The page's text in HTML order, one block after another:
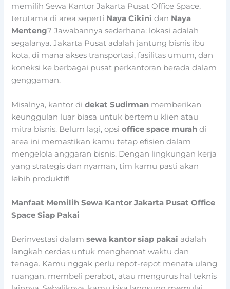
memilih Sewa Kantor Jakarta Pusat Office Space,
terutama di area seperti Naya Cikini dan Naya
Menteng? Jawabannya sederhana: lokasi adalah
segalanya. Jakarta Pusat adalah jantung bisnis ibu
kota, di mana akses transportasi, fasilitas umum, dan
koneksi ke berbagai pusat perkantoran berada dalam
genggaman.
Misalnya, kantor didekat Sudirman memberikan
keunggulan luar biasa untuk bertemu klien atau
mitra bisnis. Belum lagi, opsioffice space murah di
area ini memastikan kamu tetap efisien dalam
mengelola anggaran bisnis. Dengan lingkungan kerja
yang strategis dan nyaman, tim kamu pasti akan
lebih produktif!
Manfaat Memilih Sewa Kantor Jakarta Pusat Office
Space Siap Pakai
Berinvestasi dalamsewa kantor siap pakai adalah
langkah cerdas untuk menghemat waktu dan
tenaga. Kamu nggak perlu repot-repot menata ulang
ruangan, membeli perabot, atau mengurus hal teknis